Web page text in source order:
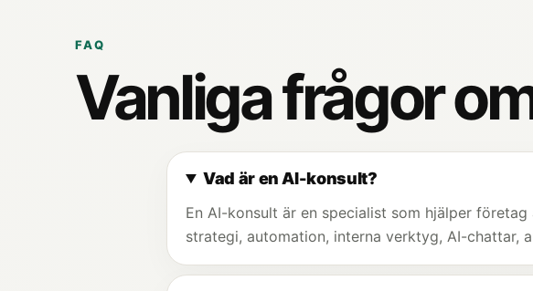
FAQ
Vanliga frågor
Vad är en AI-konsult?
En AI-konsult är en specialist som hjälper
strategi, automation, interna verktyg, AI-chattar,